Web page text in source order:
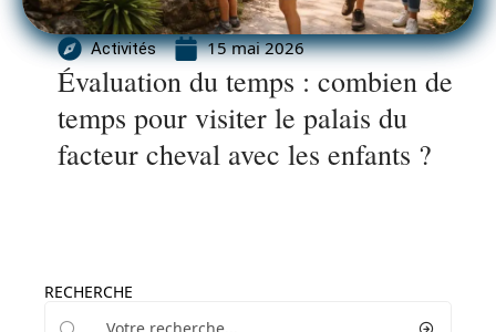
Activités 15 mai 2026
Évaluation du temps : combien de
temps pour visiter le palais du
facteur cheval avec les enfants ?
RECHERCHE